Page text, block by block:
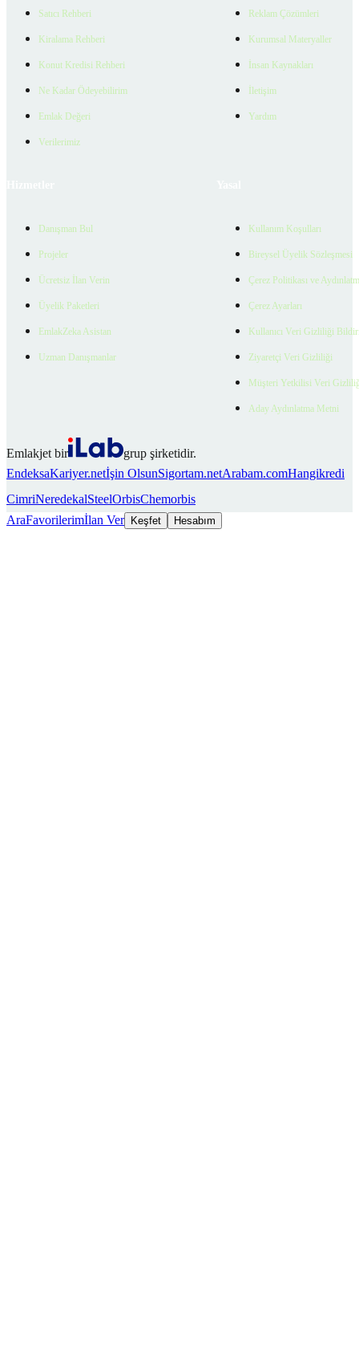
Satıcı Rehberi
Kiralama Rehberi
Konut Kredisi Rehberi
Ne Kadar Ödeyebilirim
Emlak Değeri
Verilerimiz
Reklam Çözümleri
Kurumsal Materyaller
İnsan Kaynakları
İletişim
Yardım
Danışman Bul
Projeler
Ücretsiz İlan Verin
Üyelik Paketleri
EmlakZeka Asistan
Uzman Danışmanlar
Kullanım Koşulları
Bireysel Üyelik Sözleşmesi
Çerez Politikası ve
Çerez Ayarları
Kullanıcı Veri Gizliliği
Ziyaretçi Veri Gizliliği
Müşteri Yetkilisi Veri
Aday Aydınlatma Metni
Emlakjet bir
grup şirketidir.
EndeksaKariyer.netİşin OlsunSigortam.netArabam.comHangikredi
CimriNeredekalSteelOrbisChemorbis
AraFavorilerimİlan Ver Keşfet Hesabım